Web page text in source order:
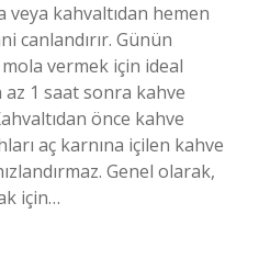
veya kahvaltıdan hemen
canlandırır. Günün
vermek için ideal
az 1 saat sonra kahve
önce kahve
aç karnına içilen kahve
Genel olarak,
için…